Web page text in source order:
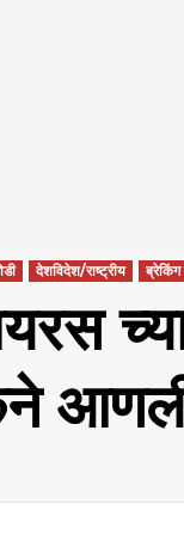
देशविदेश/राष्ट्रीय
आणली